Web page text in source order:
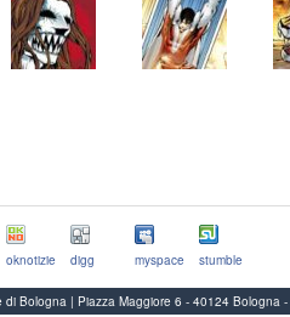
oknotizie digg myspace stumble
di Bologna | Piazza Maggiore 6 - 40124 Bologna -